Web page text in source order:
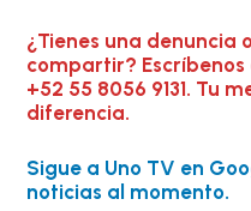
¿Tienes una denuncia
compartir? Escríbenos
+52 55 8056 9131. Tu
diferencia.
Sigue a Uno TV en
noticias al momento.